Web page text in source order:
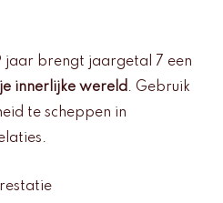
jaar brengt jaargetal 7 een
innerlijke wereld. Gebruik
te scheppen in